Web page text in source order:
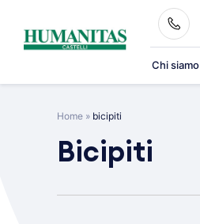
content
Chi siamo
Home » bicipiti
Bicipiti